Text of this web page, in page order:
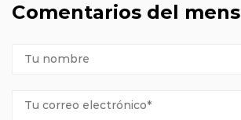
Comentarios del